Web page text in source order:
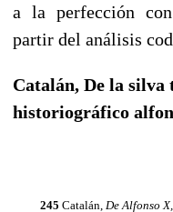
a la perfección
partir del análisis
Catalán, De la
historiográfico
245 Catalán, De Alfonso X,